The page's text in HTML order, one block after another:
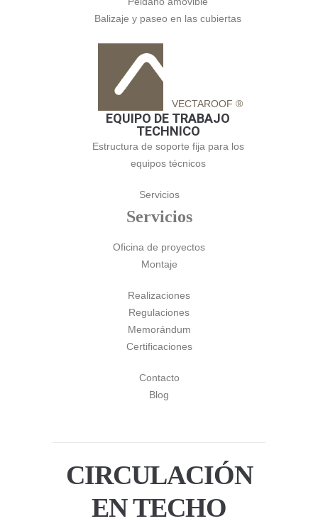
Balizaje y paseo en las cubiertas
VECTAROOF ®
EQUIPO DE TRABAJO
TECHNICO
Estructura de soporte fija para los
equipos técnicos
Servicios
Servicios
Oficina de proyectos
Montaje
Realizaciones
Regulaciones
Memorándum
Certificaciones
Contacto
Blog
CIRCULACIÓN
EN TECHO